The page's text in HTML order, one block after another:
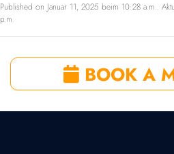
Published on Januar 11, 2025 beim 10:28 a.m..
p.m.
BOOK A